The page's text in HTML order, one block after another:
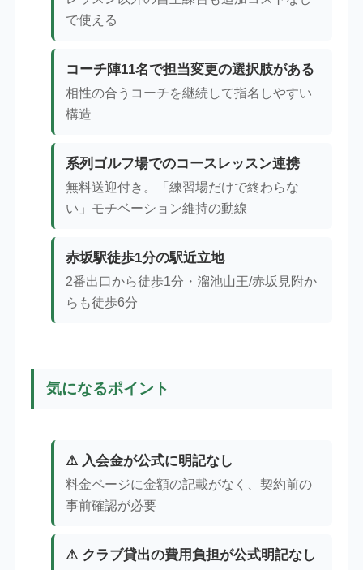
で使える
コーチ陣11名で担当変更の選択肢がある
相性の合うコーチを継続して指名しやすい
構造
系列ゴルフ場でのコースレッスン連携
無料送迎付き。「練習場だけで終わらな
い」モチベーション維持の動線
赤坂駅徒歩1分の駅近立地
2番出口から徒歩1分・溜池山王/赤坂見附か
らも徒歩6分
気になるポイント
⚠ 入会金が公式に明記なし
料金ページに金額の記載がなく、契約前の
事前確認が必要
⚠ クラブ貸出の費用負担が公式明記なし